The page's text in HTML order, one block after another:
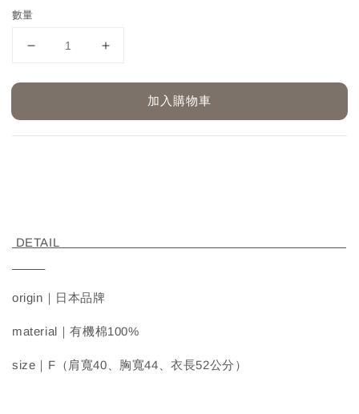
數量
加入購物車
DETAIL
origin｜日本品牌
material｜有機棉100%
size｜F（肩寬40、胸寬44、衣長52公分）